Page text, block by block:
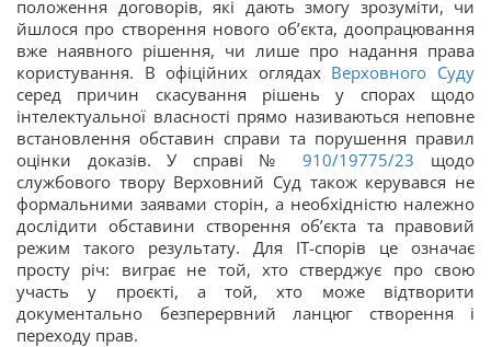
положення договорів, які дають змогу зрозуміти, чи
йшлося про створення нового об’єкта, доопрацювання
вже наявного рішення, чи лише про надання права
користування. В офіційних оглядах Верховного Суду
серед причин скасування рішень у спорах щодо
інтелектуальної власності прямо називаються неповне
встановлення обставин справи та порушення правил
оцінки доказів. У справі №910/19775/23 щодо
службового твору Верховний Суд також керувався не
формальними заявами сторін, а необхідністю належно
дослідити обставини створення об’єкта та правовий
режим такого результату. Для ІТ-спорів це означає
просту річ: виграє не той, хто стверджує про свою
участь у проєкті, а той, хто може відтворити
документально безперервний ланцюг створення і
переходу прав.